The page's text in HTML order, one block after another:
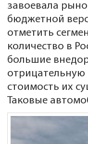
завоевала
бюджетной
отметить
количество в
большие
отрицательную
стоимость их
Таковые